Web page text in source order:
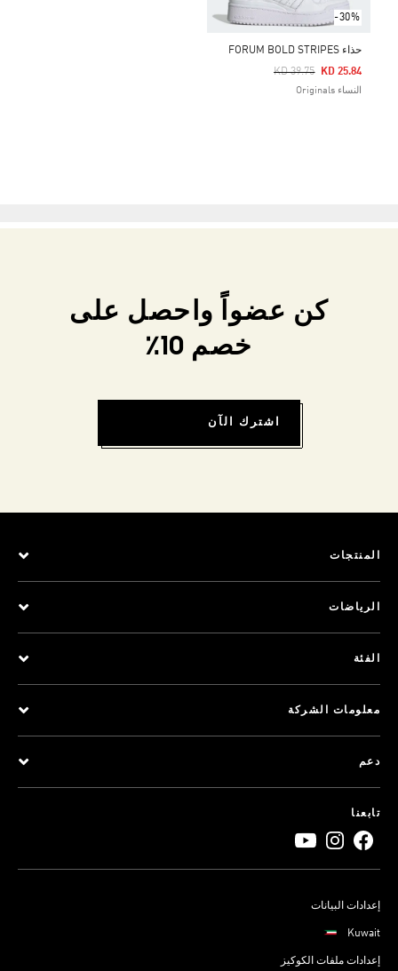
-30%
حذاء FORUM BOLD STRIPES
Price Reduced From
KD 39.75
To KD 25.84
النساء Originals
كن عضواً واحصل على
خصم 10٪
اشترك الآن
المنتجات
الرياضات
الفئة
معلومات الشركة
دعم
تابعنا
إعدادات البيانات
Kuwait
إعدادات ملفات الكوكيز